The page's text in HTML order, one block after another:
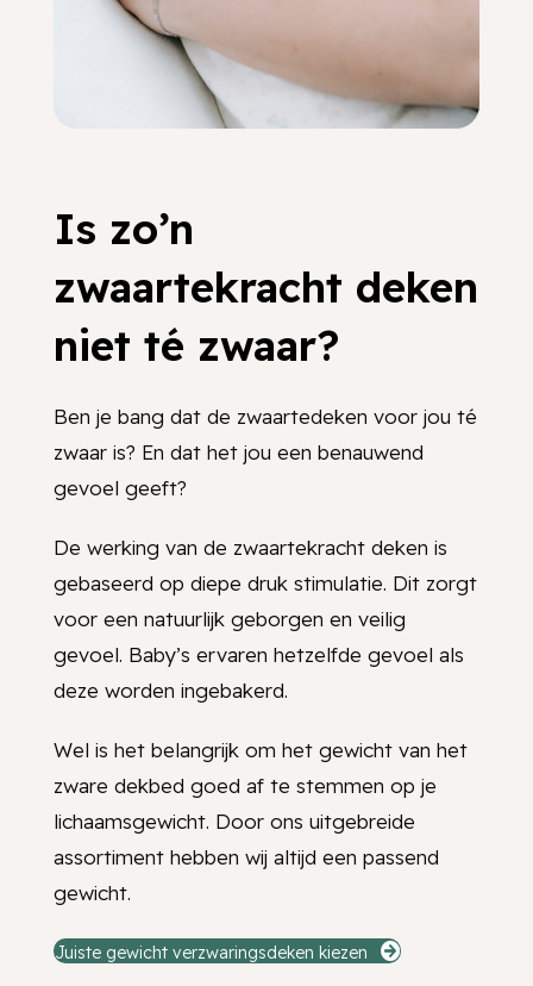
Is zo’n
zwaartekracht deken
niet té zwaar?
Ben je bang dat de zwaartedeken voor jou té
zwaar is? En dat het jou een benauwend
gevoel geeft?
De werking van de zwaartekracht deken is
gebaseerd op diepe druk stimulatie. Dit zorgt
voor een natuurlijk geborgen en veilig
gevoel. Baby’s ervaren hetzelfde gevoel als
deze worden ingebakerd.
Wel is het belangrijk om het gewicht van het
zware dekbed goed af te stemmen op je
lichaamsgewicht. Door ons uitgebreide
assortiment hebben wij altijd een passend
gewicht.
Juiste gewicht verzwaringsdeken kiezen